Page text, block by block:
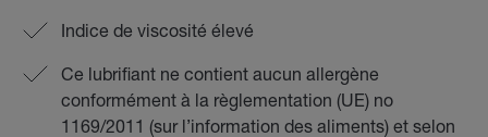
Indice de viscosité élevé
Ce lubrifiant ne contient aucun allergène
conformément à la règlementation (UE) no
1169/2011 (sur l’information des aliments) et selon